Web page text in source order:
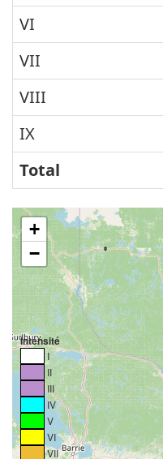
VI
VII
VIII
IX
Total
+
−
Intensité
I
II
III
IV
V
VI
VII